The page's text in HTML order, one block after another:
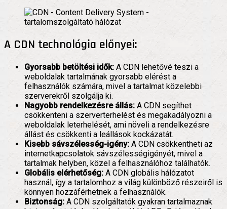
A CDN technológia előnyei:
Gyorsabb betöltési idők: A CDN lehetővé teszi a
weboldalak tartalmának gyorsabb elérést a
felhasználók számára, mivel a tartalmat közelebbi
szerverekről szolgálja ki.
Nagyobb rendelkezésre állás: A CDN segíthet
csökkenteni a szerverterhelést és megakadályozni a
weboldalak leterhelését, ami növeli a rendelkezésre
állást és csökkenti a leállások kockázatát.
Kisebb sávszélesség-igény: A CDN csökkentheti az
internetkapcsolatok sávszélességigényét, mivel a
tartalmak helyben, közel a felhasználóhoz találhatók.
Globális elérhetőség: A CDN globális hálózatot
használ, így a tartalomhoz a világ különböző részeiről is
könnyen hozzáférhetnek a felhasználók.
Biztonság: A CDN szolgáltatók gyakran tartalmaznak